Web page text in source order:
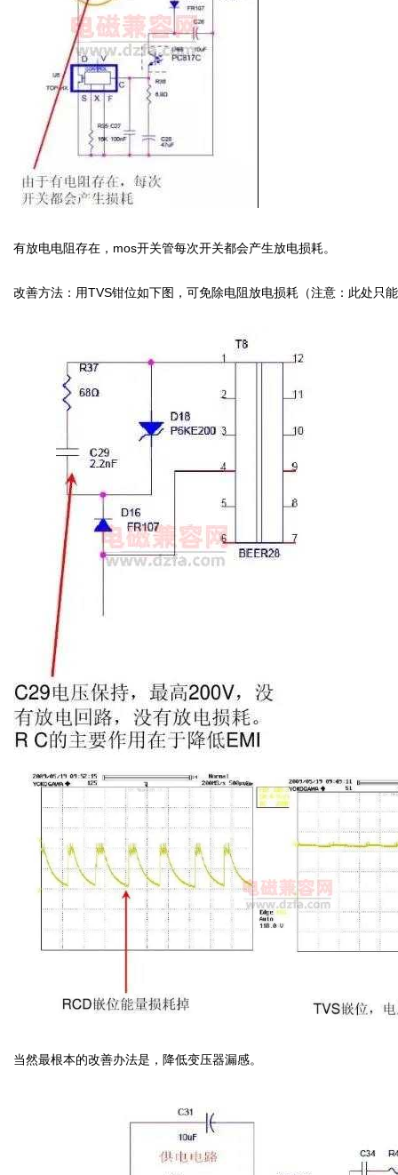
有放电电阻存在，mos开关管每次开关都会产生放电损耗。
改善方法：用TVS钳位如下图，可免除电阻放电损耗（注意：此处只
当然最根本的改善办法是，降低变压器漏感。